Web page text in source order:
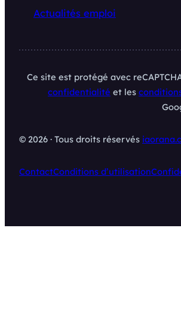
Actualités emploi
Ce site est protégé avec
confidentialité et les
© 2026 · Tous droits réservés
ContactConditions d’utilisation